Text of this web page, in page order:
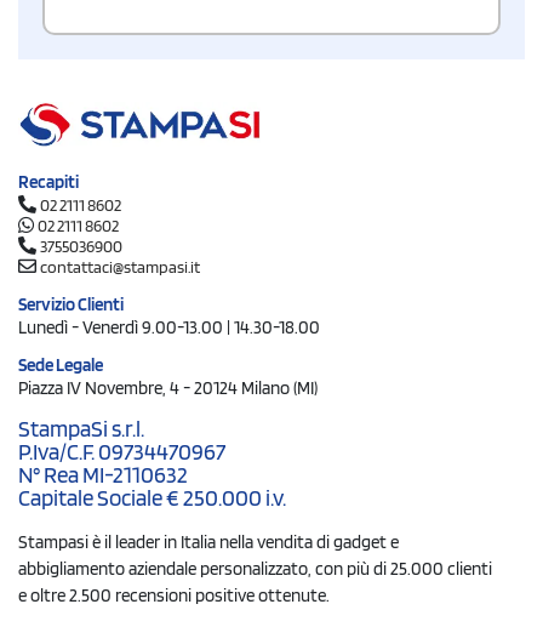
Recapiti
02 2111 8602
02 2111 8602
3755036900
contattaci@stampasi.it
Servizio Clienti
Lunedì - Venerdì 9.00-13.00 | 14.30-18.00
Sede Legale
Piazza IV Novembre, 4 - 20124 Milano (MI)
StampaSi s.r.l.
P.Iva/C.F. 09734470967
N° Rea MI-2110632
Capitale Sociale € 250.000 i.v.
Stampasi è il leader in Italia nella vendita di gadget e
abbigliamento aziendale personalizzato, con più di 25.000 clienti
e oltre 2.500 recensioni positive ottenute.